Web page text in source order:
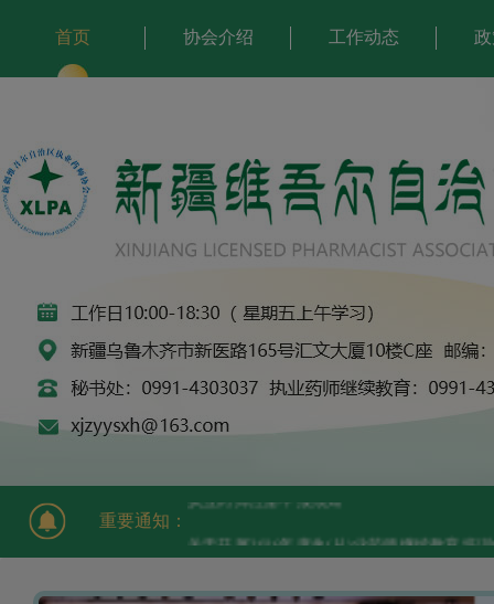
首页 协会介绍 工作动态
重要通知：
执业药师注册申报须知
关于开展2026年度执(从)业药师继续教育培